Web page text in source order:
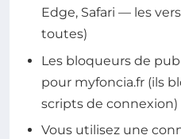
Edge, Safari — les
toutes)
Les bloqueurs de
pour myfoncia.fr (ils
scripts de connexion)
Vous utilisez une